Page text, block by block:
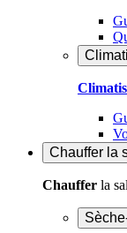
Chauffer la
Chauffer la